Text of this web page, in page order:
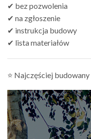
✔ bez pozwolenia
✔ na zgłoszenie
✔ instrukcja budowy
✔ lista materiałów
⭐ Najczęściej